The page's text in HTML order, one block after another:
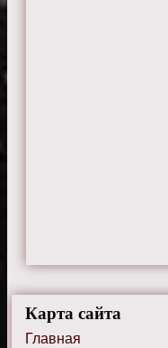
Карта сайта
Главная